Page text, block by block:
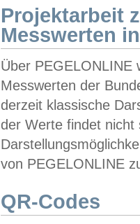
Projektarbeit
Messwerten
Über PEGELONLINE
Messwerten der
derzeit klassische
der Werte findet
von PEGELONLINE
QR-Codes